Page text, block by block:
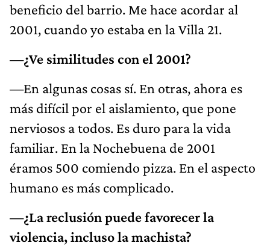
beneficio del barrio. Me hace acordar al
2001, cuando yo estaba en la Villa 21.
—¿Ve similitudes con el 2001?
—En algunas cosas sí. En otras, ahora es
más difícil por el aislamiento, que pone
nerviosos a todos. Es duro para la vida
familiar. En la Nochebuena de 2001
éramos 500 comiendo pizza. En el aspecto
humano es más complicado.
—¿La reclusión puede favorecer la
violencia, incluso la machista?